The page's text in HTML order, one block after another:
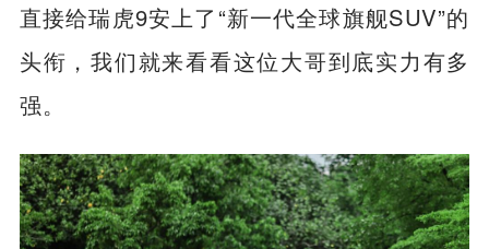
直接给瑞虎9安上了“新一代全球旗舰SUV”的
头衔，我们就来看看这位大哥到底实力有多
强。